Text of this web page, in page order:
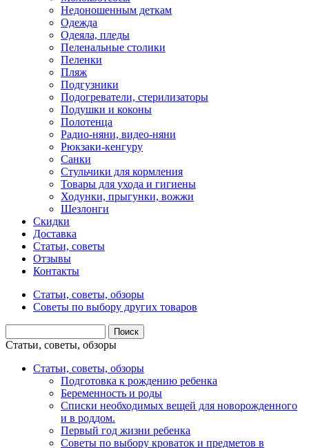
Недоношенным деткам
Одежда
Одеяла, пледы
Пеленальные столики
Пеленки
Пляж
Подгузники
Подогреватели, стерилизаторы
Подушки и коконы
Полотенца
Радио-няни, видео-няни
Рюкзаки-кенгуру
Санки
Стульчики для кормления
Товары для ухода и гигиены
Ходунки, прыгунки, вожжи
Шезлонги
Скидки
Доставка
Статьи, советы
Отзывы
Контакты
Статьи, советы, обзоры
Советы по выбору других товаров
Статьи, советы, обзоры
Статьи, советы, обзоры
Подготовка к рождению ребенка
Беременность и роды
Списки необходимых вещей для новорожденного
и в роддом.
Первый год жизни ребенка
Советы по выбору кроваток и предметов в